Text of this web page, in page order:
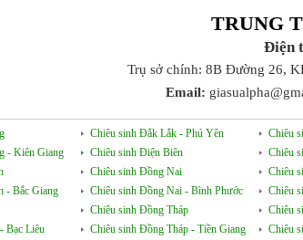
TRUNG
Điện
Trụ sở chính: 8B Đường 26,
Email:
- Kiên Giang
- Bắc Giang
Bạc Liêu
Chiêu sinh Đắk Lắk - Phú Yên
Chiêu sinh Điện Biên
Chiêu sinh Đồng Nai
Chiêu sinh Đồng Nai - Bình Phước
Chiêu sinh Đồng Tháp
Chiêu sinh Đồng Tháp - Tiền Giang
Chiêu
Chiêu
Chiêu
Chiêu
Chiêu
Chiêu